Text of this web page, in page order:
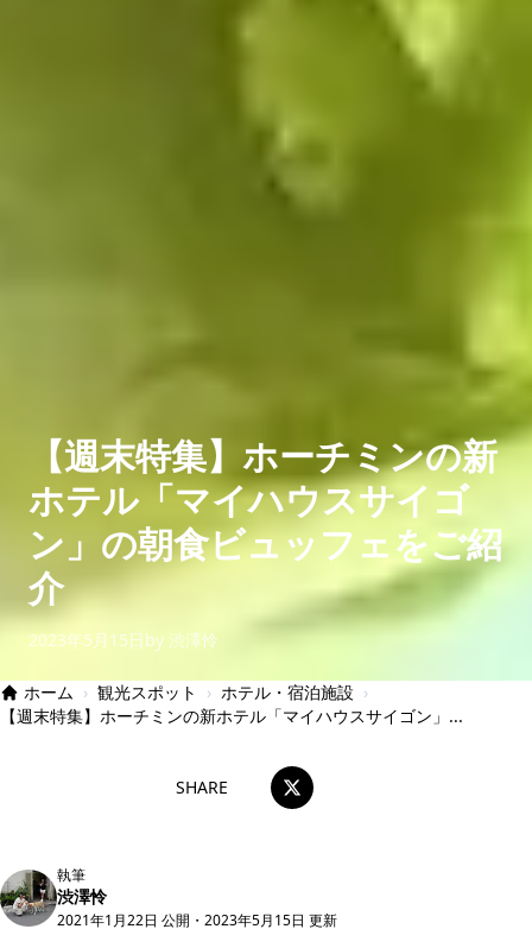
【週末特集】ホーチミンの新
ホテル「マイハウスサイゴ
ン」の朝食ビュッフェをご紹
介
2023年5月15日by 渋澤怜
ホーム › 観光スポット › ホテル・宿泊施設 ›
【週末特集】ホーチミンの新ホテル「マイハウスサイゴン」...
SHARE
執筆
渋澤怜
2021年1月22日 公開 ・ 2023年5月15日 更新